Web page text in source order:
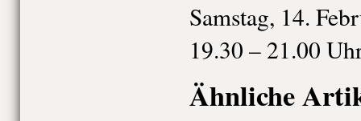
Samstag, 14.
19.30 – 21.00
Ähnliche